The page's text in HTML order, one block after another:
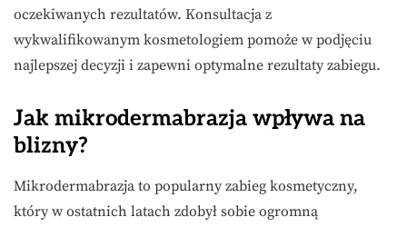
oczekiwanych rezultatów. Konsultacja z
wykwalifikowanym kosmetologiem pomoże w podjęciu
najlepszej decyzji i zapewni optymalne rezultaty zabiegu.
Jak mikrodermabrazja wpływa na
blizny?
Mikrodermabrazja to popularny zabieg kosmetyczny,
który w ostatnich latach zdobył sobie ogromną